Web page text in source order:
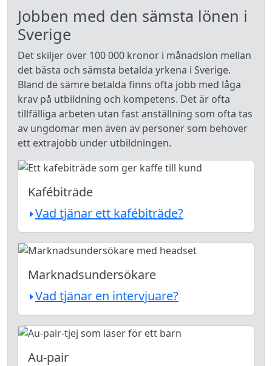
Jobben med den sämsta lönen i
Sverige
Det skiljer över 100 000 kronor i månadslön mellan
det bästa och sämsta betalda yrkena i Sverige.
Bland de sämre betalda finns ofta jobb med låga
krav på utbildning och kompetens. Det är ofta
tillfälliga arbeten utan fast anställning som ofta tas
av ungdomar men även av personer som behöver
ett extrajobb under utbildningen.
Kafébiträde
Vad tjänar ett kafébiträde?
Marknadsundersökare
Vad tjänar en intervjuare?
Au-pair